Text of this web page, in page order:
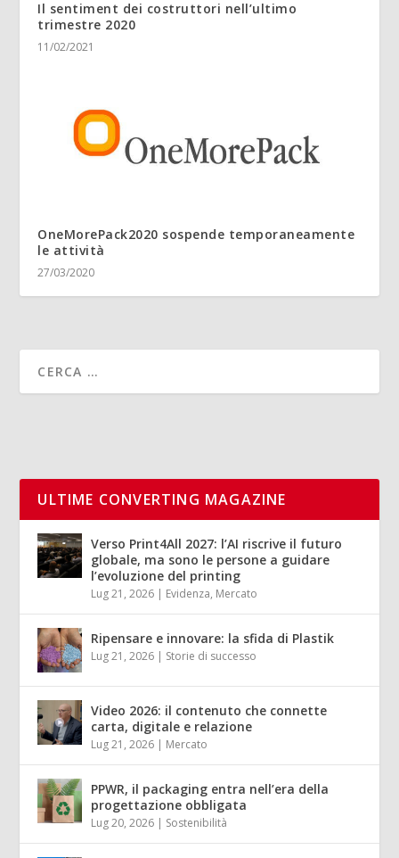
Il sentiment dei costruttori nell’ultimo
trimestre 2020
11/02/2021
OneMorePack2020 sospende temporaneamente
le attività
27/03/2020
ULTIME CONVERTING MAGAZINE
Verso Print4All 2027: l’AI riscrive il futuro
globale, ma sono le persone a guidare
l’evoluzione del printing
Lug 21, 2026 | Evidenza, Mercato
Ripensare e innovare: la sfida di Plastik
Lug 21, 2026 | Storie di successo
Video 2026: il contenuto che connette
carta, digitale e relazione
Lug 21, 2026 | Mercato
PPWR, il packaging entra nell’era della
progettazione obbligata
Lug 20, 2026 | Sostenibilità